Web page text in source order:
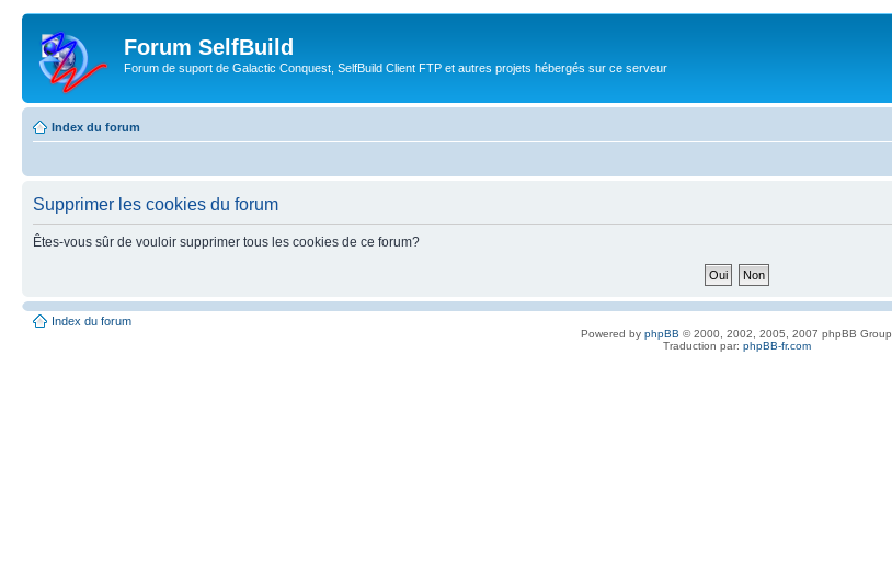
Forum SelfBuild
Forum de suport de Galactic Conquest, SelfBuild Client FTP et autres projets hébergés sur ce serveur
Index du forum
Supprimer les cookies du forum
Êtes-vous sûr de vouloir supprimer tous les cookies de ce forum?
Index du forum
Powered by phpBB © 2000, 2002, 2005, 2007 phpBB Group
Traduction par: phpBB-fr.com